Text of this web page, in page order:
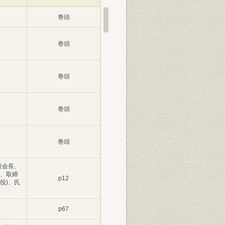
巻頭
巻頭
巻頭
巻頭
巻頭
長、
取締
)、氏
p12
p67